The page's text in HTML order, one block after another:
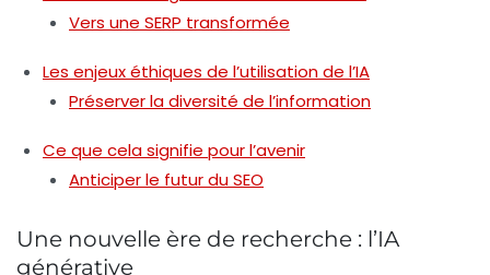
Vers une SERP transformée
Les enjeux éthiques de l’utilisation de l’IA
Préserver la diversité de l’information
Ce que cela signifie pour l’avenir
Anticiper le futur du SEO
Une nouvelle ère de recherche : l’IA
générative